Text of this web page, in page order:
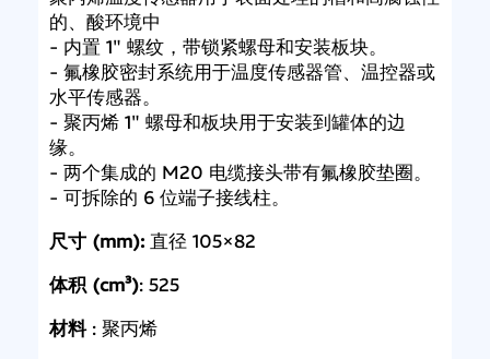
的、酸环境中
- 内置 1" 螺纹，带锁紧螺母和安装板块。
- 氟橡胶密封系统用于温度传感器管、温控器或
水平传感器。
- 聚丙烯 1" 螺母和板块用于安装到罐体的边
缘。
- 两个集成的 M20 电缆接头带有氟橡胶垫圈。
- 可拆除的 6 位端子接线柱。
尺寸 (mm):直径 105×82
体积 (cm³): 525
材料: 聚丙烯